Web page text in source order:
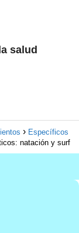
salud
Específicos
natación y surf